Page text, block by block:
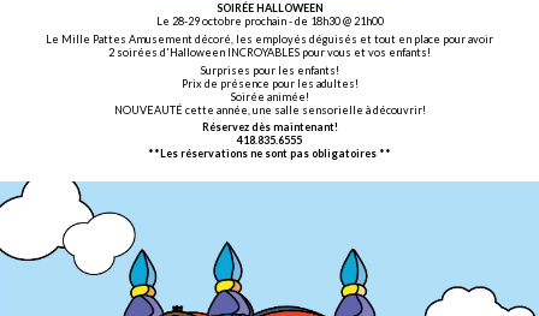
SOIRÉE HALLOWEEN
Le 28-29 octobre prochain - de 18h30 @ 21h00
Le Mille Pattes Amusement décoré, les employés déguisés et tout en place pour avoir
2 soirées d'Halloween INCROYABLES pour vous et vos enfants!
Surprises pour les enfants!
Prix de présence pour les adultes!
Soirée animée!
NOUVEAUTÉ cette année, une salle sensorielle à découvrir!
Réservez dès maintenant!
418.835.6555
**Les réservations ne sont pas obligatoires **